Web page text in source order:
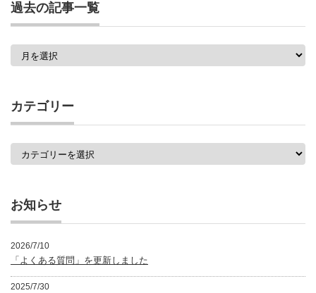
過去の記事一覧
一
覧
カテゴリー
お知らせ
2026/7/10
「よくある質問」を更新しました
2025/7/30